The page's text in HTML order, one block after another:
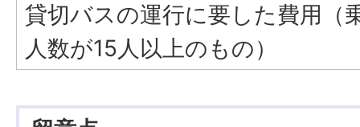
貸切バスの運行に要した費用（
人数が15人以上のもの）